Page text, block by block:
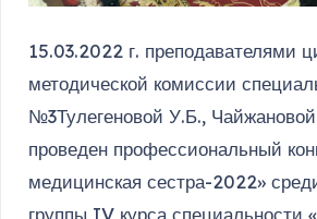
15.03.2022 г. преподавателями
методической комиссии
№3Тулегеновой У.Б.,
проведен профессиональный
медицинская сестра-2022»